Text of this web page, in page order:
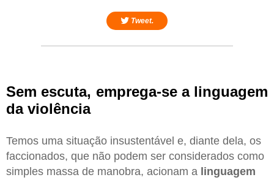
Tweet.
Sem escuta, emprega-se a linguagem
da violência
Temos uma situação insustentável e, diante dela, os
faccionados, que não podem ser considerados como
simples massa de manobra, acionam a linguagem